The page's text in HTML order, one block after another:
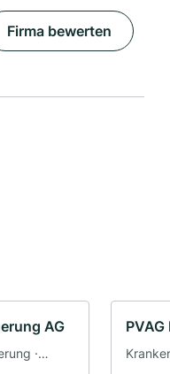
Firma bewerten
AG
·